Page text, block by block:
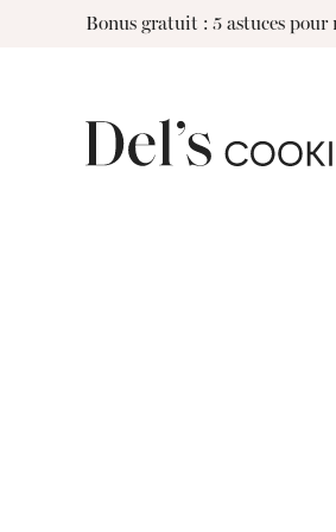
Bonus gratuit : 5 astuces pour